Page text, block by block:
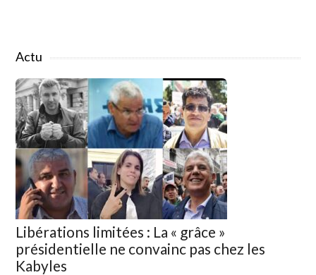
Actu
Libérations limitées : La « grâce »
présidentielle ne convainc pas chez les
Kabyles